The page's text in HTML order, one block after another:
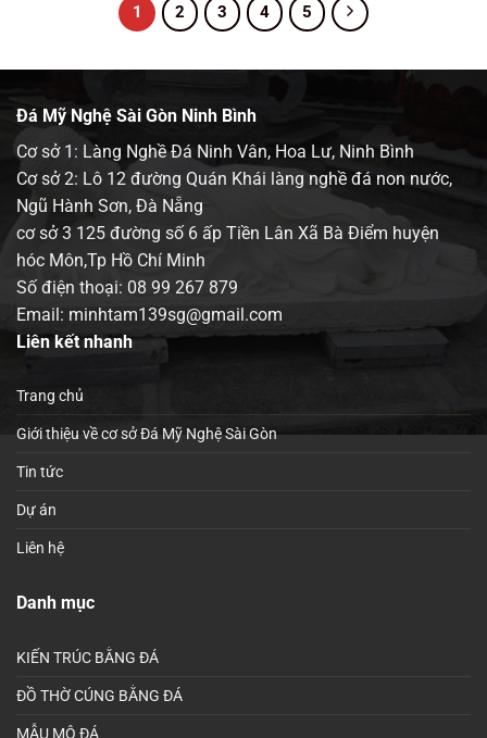
1 2 3 4 5
Đá Mỹ Nghệ Sài Gòn Ninh Bình
Cơ sở 1: Làng Nghề Đá Ninh Vân, Hoa Lư, Ninh Bình
Cơ sở 2: Lô 12 đường Quán Khái làng nghề đá non nước,
Ngũ Hành Sơn, Đà Nẵng
cơ sở 3 125 đường số 6 ấp Tiền Lân Xã Bà Điểm huyện
hóc Môn,Tp Hồ Chí Minh
Số điện thoại: 08 99 267 879
Email: minhtam139sg@gmail.com
Liên kết nhanh
Trang chủ
Giới thiệu về cơ sở Đá Mỹ Nghệ Sài Gòn
Tin tức
Dự án
Liên hệ
Danh mục
KIẾN TRÚC BẰNG ĐÁ
ĐỒ THỜ CÚNG BẰNG ĐÁ
MẪU MỘ ĐÁ